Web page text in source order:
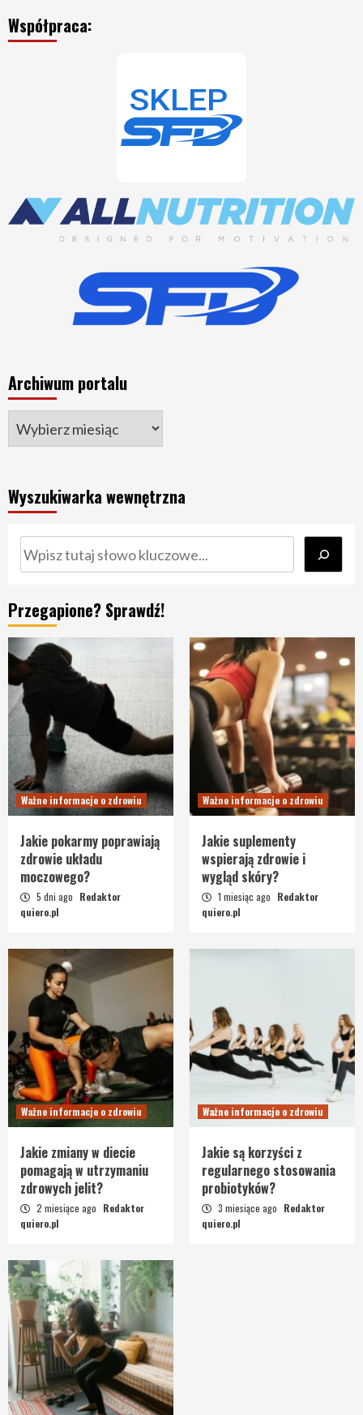
Współpraca:
Archiwum portalu
Wyszukiwarka wewnętrzna
Szukaj
Przegapione? Sprawdź!
Ważne informacje o zdrowiu
Jakie pokarmy poprawiają
zdrowie układu
moczowego?
5 dni ago Redaktor
quiero.pl
Ważne informacje o zdrowiu
Jakie suplementy
wspierają zdrowie i
wygląd skóry?
1 miesiąc ago Redaktor
quiero.pl
Ważne informacje o zdrowiu
Jakie zmiany w diecie
pomagają w utrzymaniu
zdrowych jelit?
2 miesiące ago Redaktor
quiero.pl
Ważne informacje o zdrowiu
Jakie są korzyści z
regularnego stosowania
probiotyków?
3 miesiące ago Redaktor
quiero.pl